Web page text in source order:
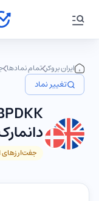
ایران بروکر تمام نمادها
تغییر نماد
جفت‌ارزهای